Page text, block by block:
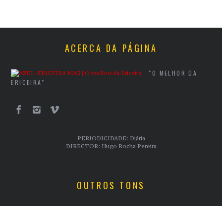
ACERCA DA PÁGINA
"O MELHOR DA
ERICEIRA"
PERIODICIDADE: Diária
DIRECTOR: Hugo Rocha Pereira
OUTROS TONS